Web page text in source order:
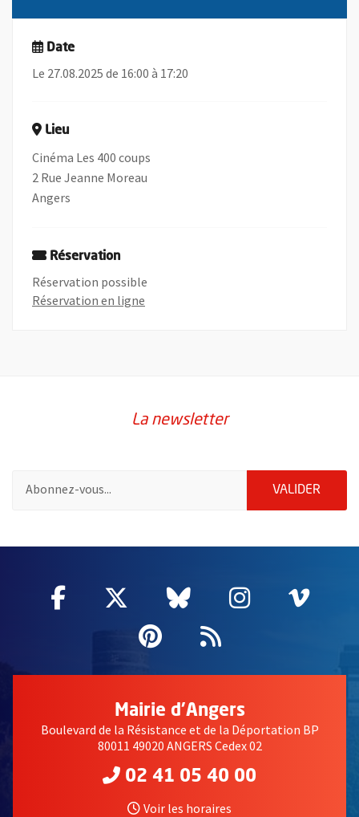
Date
Le 27.08.2025 de 16:00 à 17:20
Lieu
Cinéma Les 400 coups
2 Rue Jeanne Moreau
Angers
Réservation
Réservation possible
Réservation en ligne
La newsletter
VALIDER
Facebook
, Ouvre une nouvelle fenêtre
Twitter
, Ouvre une nouvelle
Bluesky
, Ouvre une
Instagram
, Ouvre
,
Pinterest
, Ouvre une
Flux RSS
Mairie d'Angers
Boulevard de la Résistance et de la Déportation BP
80011 49020 ANGERS Cedex 02
02 41 05 40 00
Voir les horaires